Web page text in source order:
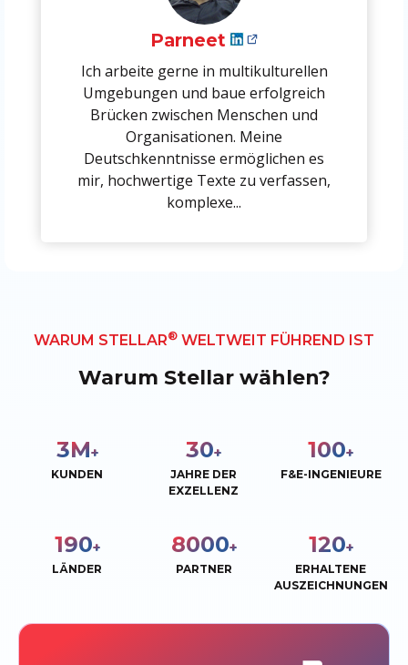
Parneet
Ich arbeite gerne in multikulturellen
Umgebungen und baue erfolgreich
Brücken zwischen Menschen und
Organisationen. Meine
Deutschkenntnisse ermöglichen es
mir, hochwertige Texte zu verfassen,
komplexe...
WARUM STELLAR® WELTWEIT FÜHREND IST
Warum Stellar wählen?
3M+
KUNDEN
30+
JAHRE DER
EXZELLENZ
100+
F&E-INGENIEURE
190+
LÄNDER
8000+
PARTNER
120+
ERHALTENE
AUSZEICHNUNGEN